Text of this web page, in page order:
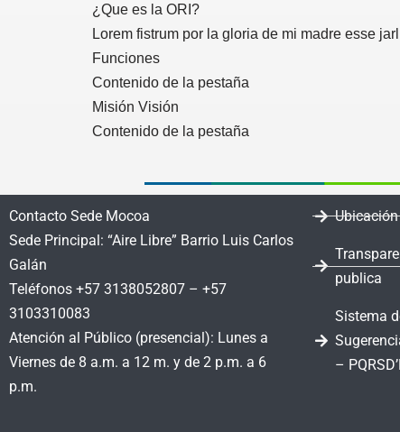
¿Que es la ORI?
Lorem fistrum por la gloria de mi madre esse
Funciones
Contenido de la pestaña
Misión Visión
Contenido de la pestaña
Contacto Sede Mocoa
Sede Principal: “Aire Libre” Barrio Luis Carlos
Galán
Teléfonos +57 3138052807 – +57
3103310083
Atención al Público (presencial): Lunes a
Viernes de 8 a.m. a 12 m. y de 2 p.m. a 6
p.m.
publica
Sistema
–